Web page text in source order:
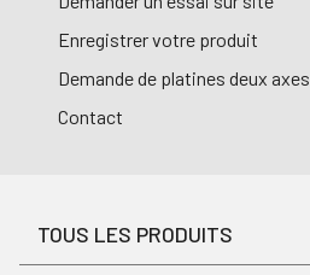
Enregistrer votre produit
Demande de platines deux axes
Contact
TOUS LES PRODUITS